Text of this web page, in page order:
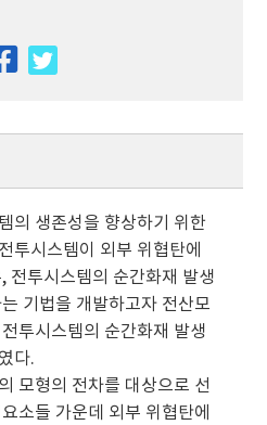
facebook
의 생존성을 향상하기 위한
투시스템이 외부 위협탄에
전투시스템의 순간화재 발생
기법을 개발하고자 전산모
투시스템의 순간화재 발생
다.
모형의 전차를 대상으로 선
소들 가운데 외부 위협탄에